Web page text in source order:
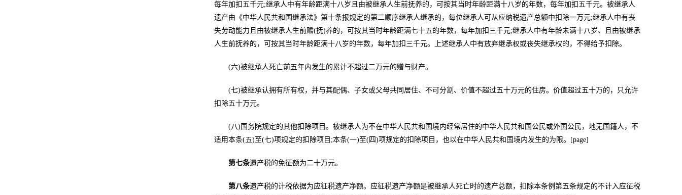
每年加扣五千元;继承人中有年龄距满十八岁且由被继承人生前抚养的，可按其当时年龄距满十八岁的年数，每年加扣五千元。被继承人
遗产由《中华人民共和国继承法》第十条报规定的第二顺序继承人继承的，每位继承人可从应纳税遗产总额中扣除一万元;继承人中有丧
失劳动能力且由被继承人生前赡(抚)养的，可按其当时年龄距满七十五的年数，每年加扣三千元;继承人中有年龄未满十八岁、且由被继承
人生前抚养的，可按其当时年龄距满十八岁的年数，每年加扣三千元。上述继承人中有放弃继承权或丧失继承权的，不得给予扣除。
(六)被继承人死亡前五年内发生的累计不超过二万元的赠与财产。
(七)被继承认拥有所有权，并与其配偶、子女或父母共同居住、不可分割、价值不超过五十万元的住房。价值超过五十万的，只允许
扣除五十万元。
(八)国务院规定的其他扣除项目。被继承人为不在中华人民共和国境内经常居住的中华人民共和国公民或外国公民，地无国籍人，不
适用本条(五)至(七)项规定的扣除项目;本条(一)至(四)项规定的扣除项目，也以在中华人民共和国境内发生的为限。[page]
第七条遗产税的免征额为二十万元。
第八条遗产税的计税依据为应征税遗产净额。应征税遗产净额是被继承人死亡时的遗产总额，扣除本条例第五条规定的不计入应征税